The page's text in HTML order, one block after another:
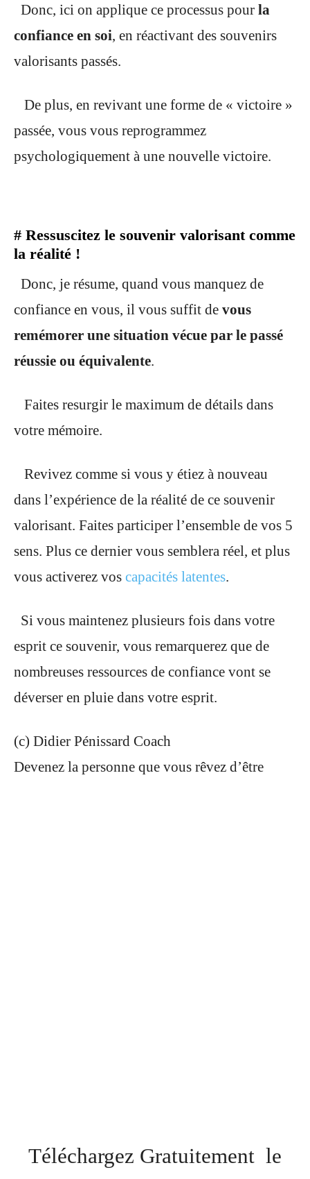
Donc, ici on applique ce processus pour la
confiance en soi, en réactivant des souvenirs
valorisants passés.
De plus, en revivant une forme de « victoire »
passée, vous vous reprogrammez
psychologiquement à une nouvelle victoire.
# Ressuscitez le souvenir valorisant comme
la réalité !
Donc, je résume, quand vous manquez de
confiance en vous, il vous suffit de vous
remémorer une situation vécue par le passé
réussie ou équivalente.
Faites resurgir le maximum de détails dans
votre mémoire.
Revivez comme si vous y étiez à nouveau
dans l’expérience de la réalité de ce souvenir
valorisant. Faites participer l’ensemble de vos 5
sens. Plus ce dernier vous semblera réel, et plus
vous activerez vos capacités latentes.
Si vous maintenez plusieurs fois dans votre
esprit ce souvenir, vous remarquerez que de
nombreuses ressources de confiance vont se
déverser en pluie dans votre esprit.
(c) Didier Pénissard Coach
Devenez la personne que vous rêvez d’être
Téléchargez Gratuitement le